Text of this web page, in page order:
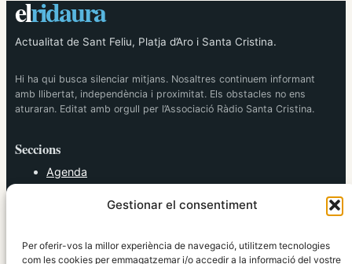
Gestionar el consentiment
Per oferir-vos la millor experiència de navegació, utilitzem tecnologies
com les cookies per emmagatzemar i/o accedir a la informació del vostre
elridaura
Actualitat de Sant Feliu, Platja d’Aro i Santa Cristina.
Hi ha qui busca silenciar mitjans. Nosaltres continuem informant
amb llibertat, independència i proximitat. Els obstacles no ens
aturaran. Editat amb orgull per l’Associació Ràdio Santa Cristina.
Seccions
Agenda
Política
Societat